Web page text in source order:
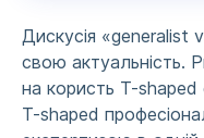
Дискусія «generalist
свою актуальність.
на користь T-shaped
T-shaped